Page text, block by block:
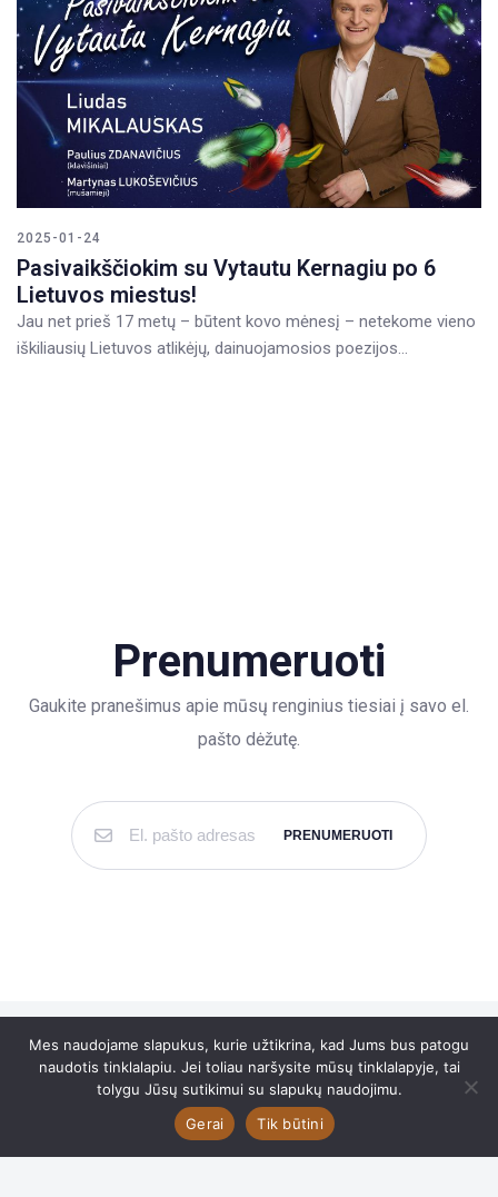
2025-01-24
Pasivaikščiokim su Vytautu Kernagiu po 6
Lietuvos miestus!
Jau net prieš 17 metų – būtent kovo mėnesį – netekome vieno
iškiliausių Lietuvos atlikėjų, dainuojamosios poezijos…
Prenumeruoti
Gaukite pranešimus apie mūsų renginius tiesiai į savo el.
pašto dėžutę.
Mes naudojame slapukus, kurie užtikrina, kad Jums bus patogu
naudotis tinklalapiu. Jei toliau naršysite mūsų tinklalapyje, tai
tolygu Jūsų sutikimui su slapukų naudojimu.
Gerai
Tik būtini